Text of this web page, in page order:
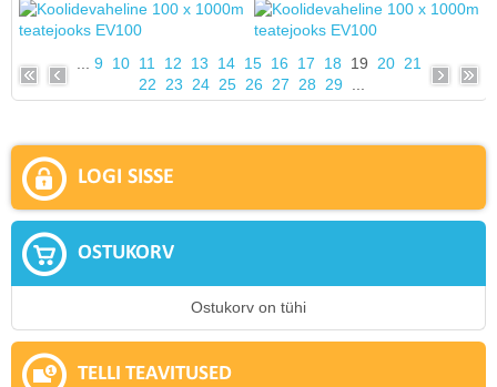
...9 10 11 12 13 14 15 16 17 18 19 20 21
22
23 24 25 26 27 28 29
LOGI SISSE
OSTUKORV
Ostukorv on tühi
TELLI TEAVITUSED